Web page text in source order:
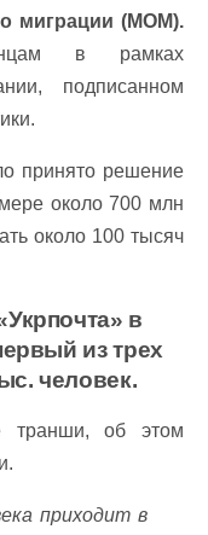
миграции (МОМ).
в рамках
подписанном
принято решение
около 700 млн
около 100 тысяч
в
из трех
человек.
транши, об этом
приходит в